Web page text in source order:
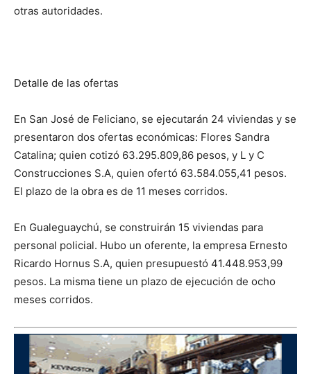
otras autoridades.
Detalle de las ofertas
En San José de Feliciano, se ejecutarán 24 viviendas y se
presentaron dos ofertas económicas: Flores Sandra
Catalina; quien cotizó 63.295.809,86 pesos, y L y C
Construcciones S.A, quien ofertó 63.584.055,41 pesos.
El plazo de la obra es de 11 meses corridos.
En Gualeguaychú, se construirán 15 viviendas para
personal policial. Hubo un oferente, la empresa Ernesto
Ricardo Hornus S.A, quien presupuestó 41.448.953,99
pesos. La misma tiene un plazo de ejecución de ocho
meses corridos.